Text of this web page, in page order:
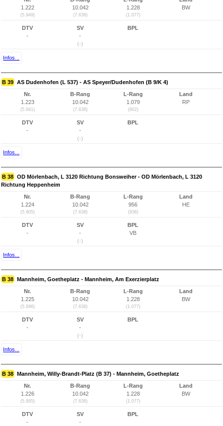
1.222
(5.949)
10.042
(7.638)
1.228
(1.077)
BW
DTV
-
SV
-
(-)
BPL
Infos...
B 39 AS Dudenhofen (L 537) - AS Speyer/Dudenhofen (B 9/K 4)
Nr.
1.223
(5.941)
B-Rang
10.042
(7.638)
L-Rang
1.079
(902)
Land
RP
DTV
-
SV
-
(-)
BPL
Infos...
B 38 OD Mörlenbach, L 3120 Richtung Bonsweiher - OD Mörlenbach, L 3120
Richtung Heppenheim
Nr.
1.224
(5.905)
B-Rang
10.042
(7.638)
L-Rang
956
(936)
Land
HE
DTV
-
SV
-
(-)
BPL
VB
Infos...
B 38 Mannheim, Goetheplatz - Mannheim, Am Exerzierplatz
Nr.
1.225
(5.896)
B-Rang
10.042
(7.638)
L-Rang
1.228
(1.077)
Land
BW
DTV
-
SV
-
(-)
BPL
Infos...
B 38 Mannheim, Willy-Brandt-Platz (B 37) - Mannheim, Goetheplatz
Nr.
1.226
(5.895)
B-Rang
10.042
(7.638)
L-Rang
1.228
(1.077)
Land
BW
DTV
-
SV
-
BPL